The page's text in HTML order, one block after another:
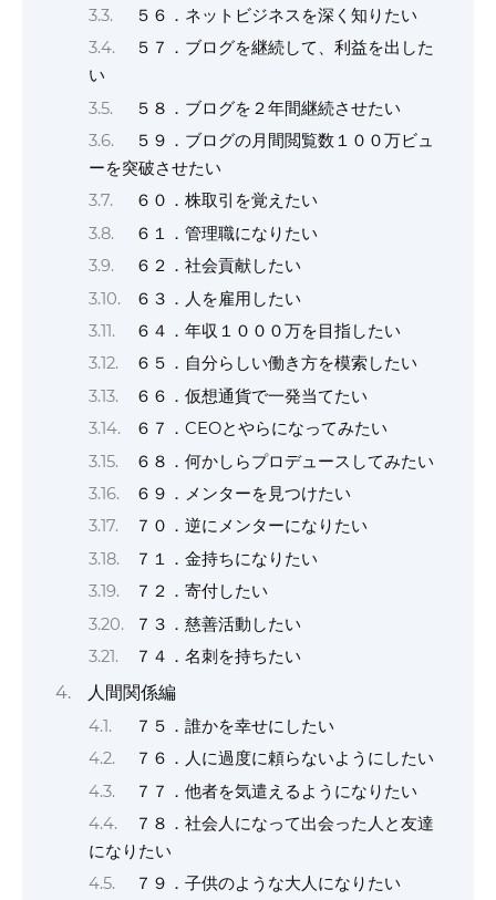
５６．ネットビジネスを深く知りたい
５７．ブログを継続して、利益を出した
い
５８．ブログを２年間継続させたい
５９．ブログの月間閲覧数１００万ビュ
ーを突破させたい
６０．株取引を覚えたい
６１．管理職になりたい
６２．社会貢献したい
６３．人を雇用したい
６４．年収１０００万を目指したい
６５．自分らしい働き方を模索したい
６６．仮想通貨で一発当てたい
６７．CEOとやらになってみたい
６８．何かしらプロデュースしてみたい
６９．メンターを見つけたい
７０．逆にメンターになりたい
７１．金持ちになりたい
７２．寄付したい
７３．慈善活動したい
７４．名刺を持ちたい
人間関係編
７５．誰かを幸せにしたい
７６．人に過度に頼らないようにしたい
７７．他者を気遣えるようになりたい
７８．社会人になって出会った人と友達
になりたい
７９．子供のような大人になりたい